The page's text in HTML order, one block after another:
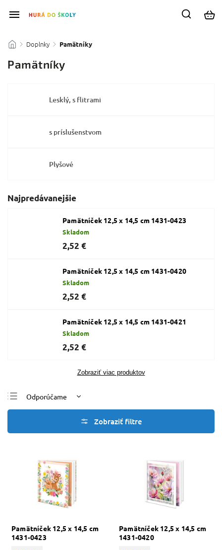
/ Doplnky / Pamätníky
Pamätníky
Lesklý, s flitrami
s príslušenstvom
Plyšové
Najpredávanejšie
Pamätníček 12,5 x 14,5 cm 1431-0423
Skladom
2,52 €
Pamätníček 12,5 x 14,5 cm 1431-0420
Skladom
2,52 €
Pamätníček 12,5 x 14,5 cm 1431-0421
Skladom
2,52 €
Zobraziť viac produktov
Odporúčame
Najlacnejšie
Abecedne
Pamätníček 12,5 x 14,5 cm
1431-0423
Pamätníček 12,5 x 14,5 cm
1431-0420